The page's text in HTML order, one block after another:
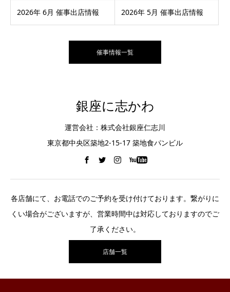
2026年 6月 催事出店情報 2026年 5月 催事出店情報
催事情報一覧
銀座に志かわ
運営会社：株式会社銀座仁志川
東京都中央区築地2-15-17 築地食パンビル
各店舗にて、お電話でのご予約を受け付けております。繋がりに
くい場合がございますが、営業時間中は対応しておりますのでご
了承ください。
店舗一覧